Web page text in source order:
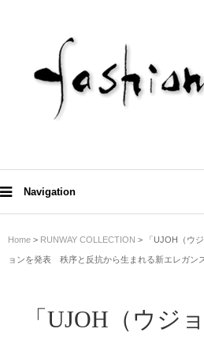
Navigation
Home > RUNWAY COLLECTION > 「UJOH（ウ
ョンを発表 秩序と反抗から生まれる新エレガン
「UJOH（ウジ